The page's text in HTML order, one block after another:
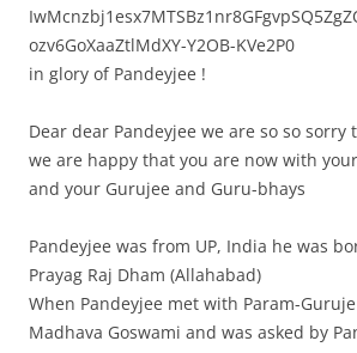
ozv6GoXaaZtlMdXY-Y2OB-KVe2P0
in glory of Pandeyjee !
Dear dear Pandeyjee we are so so
we are happy that you are now with
and your Gurujee and Guru-bhays
Pandeyjee was from UP, India he was
Prayag Raj Dham (Allahabad)
When Pandeyjee met with Param-
Madhava Goswami and was asked by